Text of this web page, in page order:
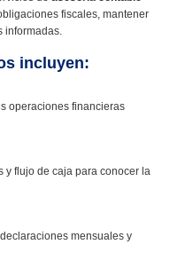
fiscales, mantener
informadas.
incluyen:
operaciones financieras
y flujo de caja para conocer la
mensuales y